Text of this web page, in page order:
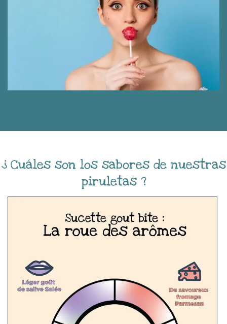
¿ Cuáles son los sabores de nuestras
piruletas ?